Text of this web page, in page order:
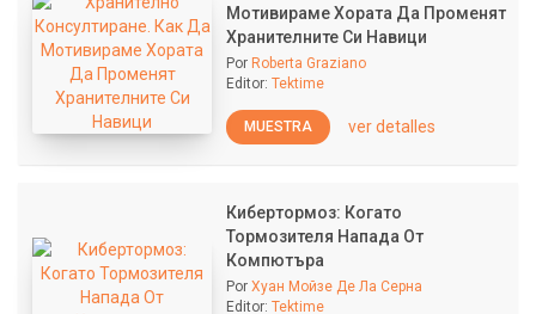
Мотивираме Хората Да Променят
Хранителните Си Навици
Por Roberta Graziano
Editor: Tektime
MUESTRA ver detalles
Кибертормоз: Когато
Тормозителя Напада От
Компютъра
Por Хуан Мойзе Де Ла Серна
Editor: Tektime